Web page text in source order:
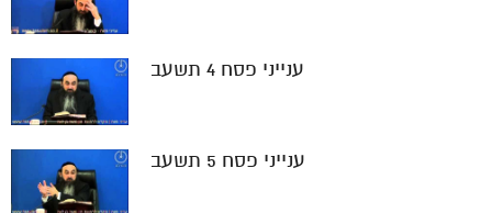
ענייני פסח 4 תשעב
ענייני פסח 5 תשעב